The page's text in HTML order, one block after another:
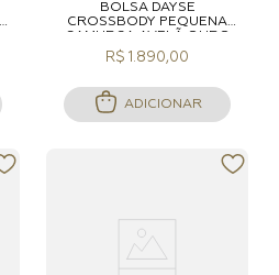
BOLSA DAYSE
CROSSBODY PEQUENA
CAMURÇA AVELÃ OURO
R$ 1.890,00
ADICIONAR